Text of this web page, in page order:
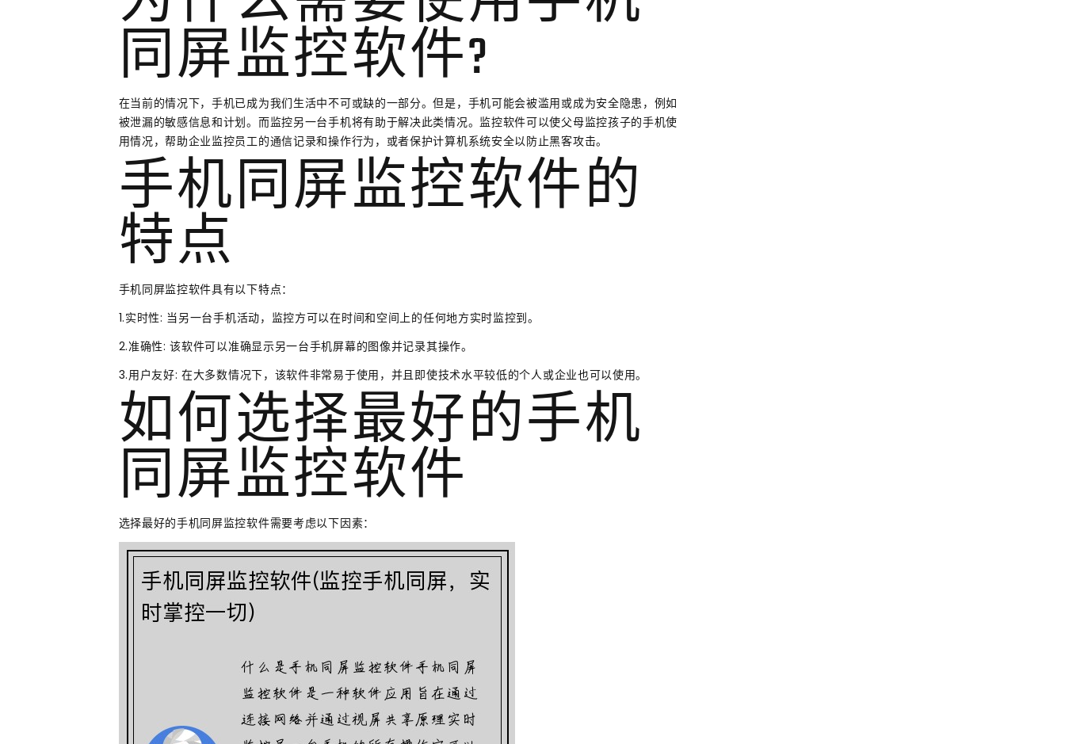
同屏监控软件?
在当前的情况下，手机已成为我们生活中不可或缺的一部分。但是，手机可能会被滥用或成为安全隐患，例如
被泄漏的敏感信息和计划。而监控另一台手机将有助于解决此类情况。监控软件可以使父母监控孩子的手机使
用情况，帮助企业监控员工的通信记录和操作行为，或者保护计算机系统安全以防止黑客攻击。
手机同屏监控软件的
特点
手机同屏监控软件具有以下特点：
1.实时性: 当另一台手机活动，监控方可以在时间和空间上的任何地方实时监控到。
2.准确性: 该软件可以准确显示另一台手机屏幕的图像并记录其操作。
3.用户友好: 在大多数情况下，该软件非常易于使用，并且即使技术水平较低的个人或企业也可以使用。
如何选择最好的手机
同屏监控软件
选择最好的手机同屏监控软件需要考虑以下因素：